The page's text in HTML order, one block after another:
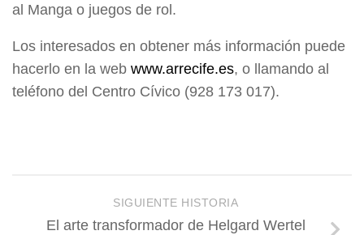
al Manga o juegos de rol.
Los interesados en obtener más información puede
hacerlo en la web www.arrecife.es, o llamando al
teléfono del Centro Cívico (928 173 017).
SIGUIENTE HISTORIA
El arte transformador de Helgard Wertel